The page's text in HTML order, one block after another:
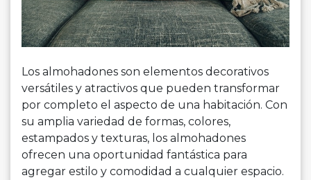
Los almohadones son elementos decorativos
versátiles y atractivos que pueden transformar
por completo el aspecto de una habitación. Con
su amplia variedad de formas, colores,
estampados y texturas, los almohadones
ofrecen una oportunidad fantástica para
agregar estilo y comodidad a cualquier espacio.